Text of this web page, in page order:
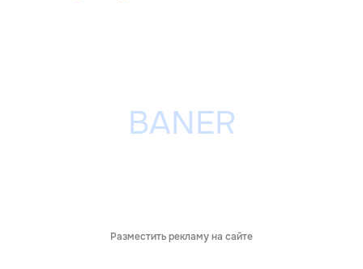
Разместить рекламу на сайте